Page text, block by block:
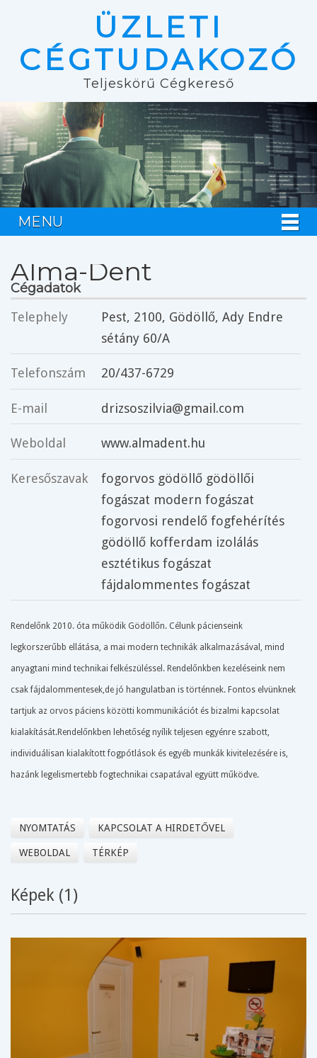
ÜZLETI
CÉGTUDAKOZÓ
Teljeskörű Cégkereső
MENU
Alma-Dent
Cégadatok
Telephely Pest, 2100, Gödöllő, Ady Endre
sétány 60/A
Telefonszám 20/437-6729
E-mail drizsoszilvia@gmail.com
Weboldal www.almadent.hu
Keresőszavak
fogorvos gödöllő gödöllői
fogászat modern fogászat
fogorvosi rendelő fogfehérítés
gödöllő kofferdam izolálás
esztétikus fogászat
fájdalommentes fogászat
Rendelőnk 2010. óta működik Gödöllőn. Célunk pácienseink
legkorszerűbb ellátása, a mai modern technikák alkalmazásával, mind
anyagtani mind technikai felkészüléssel. Rendelőnkben kezeléseink nem
csak fájdalommentesek,de jó hangulatban is történnek. Fontos elvünknek
tartjuk az orvos páciens közötti kommunikációt és bizalmi kapcsolat
kialakítását.Rendelőnkben lehetőség nyílik teljesen egyénre szabott,
individuálisan kialakított fogpótlások és egyéb munkák kivitelezésére is,
hazánk legelismertebb fogtechnikai csapatával együtt működve.
NYOMTATÁS KAPCSOLAT A HIRDETŐVEL
WEBOLDAL TÉRKÉP
Képek (1)